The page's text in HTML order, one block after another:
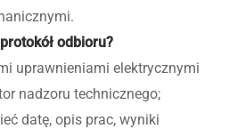
odbioru?
uprawnieniami elektrycznymi
nadzoru technicznego;
datę, opis prac, wyniki